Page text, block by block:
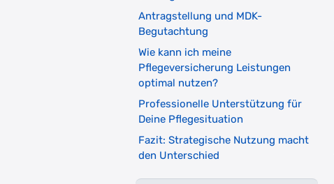
Antragstellung und MDK-
Begutachtung
Wie kann ich meine
Pflegeversicherung Leistungen
optimal nutzen?
Professionelle Unterstützung für
Deine Pflegesituation
Fazit: Strategische Nutzung macht
den Unterschied